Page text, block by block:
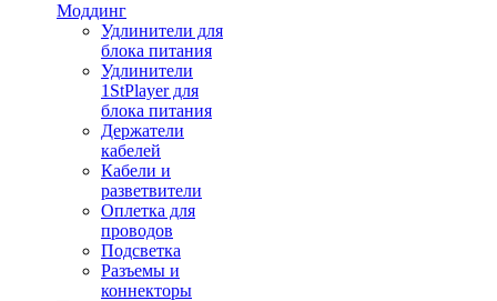
Моддинг
Удлинители для
блока питания
Удлинители
1StPlayer для
блока питания
Держатели
кабелей
Кабели и
разветвители
Оплетка для
проводов
Подсветка
Разъемы и
коннекторы